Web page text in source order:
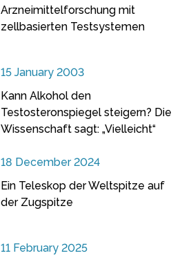
Arzneimittelforschung mit
zellbasierten Testsystemen
15 January 2003
Kann Alkohol den
Testosteronspiegel steigern? Die
Wissenschaft sagt: „Vielleicht“
18 December 2024
Ein Teleskop der Weltspitze auf
der Zugspitze
11 February 2025